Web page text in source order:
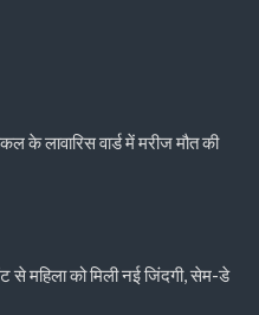
के लावारिस वार्ड में मरीज मौत की
से महिला को मिली नई जिंदगी, सेम-डे